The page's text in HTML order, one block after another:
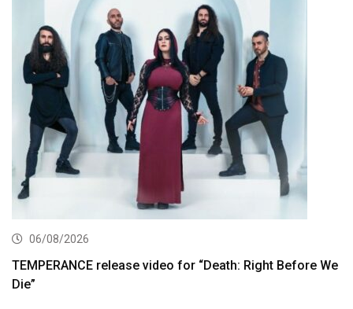
06/08/2026
TEMPERANCE release video for “Death: Right Before We
Die”